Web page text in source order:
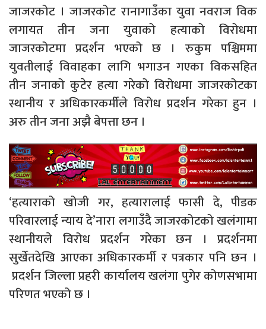
जाजरकोट । जाजरकोट रानागाउँका युवा नवराज विक
लगायत तीन जना युवाको हत्याको विरोधमा
जाजरकोटमा प्रदर्शन भएको छ । रुकुम पश्चिममा
युवतीलाई विवाहका लागि भगाउन गएका विकसहित
तीन जनाको कुटेर हत्या गरेको विरोधमा जाजरकोटका
स्थानीय र अधिकारकर्मीले विरोध प्रदर्शन गरेका हुन ।
अरु तीन जना अझै बेपत्ता छन ।
‘हत्याराको खोजी गर, हत्यारालाई फासी दे, पीडक
परिवारलाई न्याय दे’नारा लगाउँदै जाजरकोटको खलंगामा
स्थानीयले विरोध प्रदर्शन गरेका छन । प्रदर्शनमा
सुर्खेतदेखि आएका अधिकारकर्मी र पत्रकार पनि छन ।
प्रदर्शन जिल्ला प्रहरी कार्यालय खलंगा पुगेर कोणसभामा
परिणत भएको छ ।